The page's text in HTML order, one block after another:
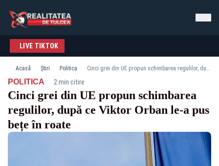
LIVE TIKTOK
Acasă Știri Politica Cinci grei din UE propun schimbarea regulilor, după ce Viktor Orban le-a pus bețe în roate
POLITICA· 2 min citire
Cinci grei din UE propun schimbarea
regulilor, după ce Viktor Orban le-a pus
bețe în roate